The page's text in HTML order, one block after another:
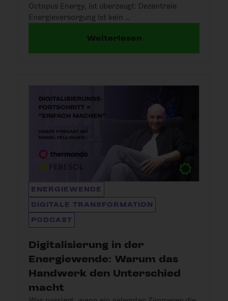
Octopus Energy, ist überzeugt: Dezentrale
Energieversorgung ist kein …
Weiterlesen
ENERGIEWENDE
DIGITALE TRANSFORMATION
PODCAST
Digitalisierung in der
Energiewende: Warum das
Handwerk den Unterschied
macht